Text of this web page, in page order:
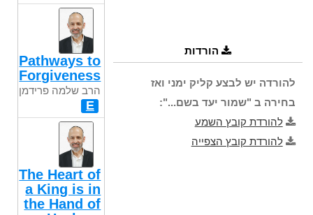
הורדות
להורדה יש לבצע קליק ימני ואז
בחירה ב "שמור יעד בשם...":
להורדת קובץ השמע
להורדת קובץ הצפייה
Pathways to
Forgiveness
הרב שלמה פרידמן
E
The Heart of
a King is in
the Hand of